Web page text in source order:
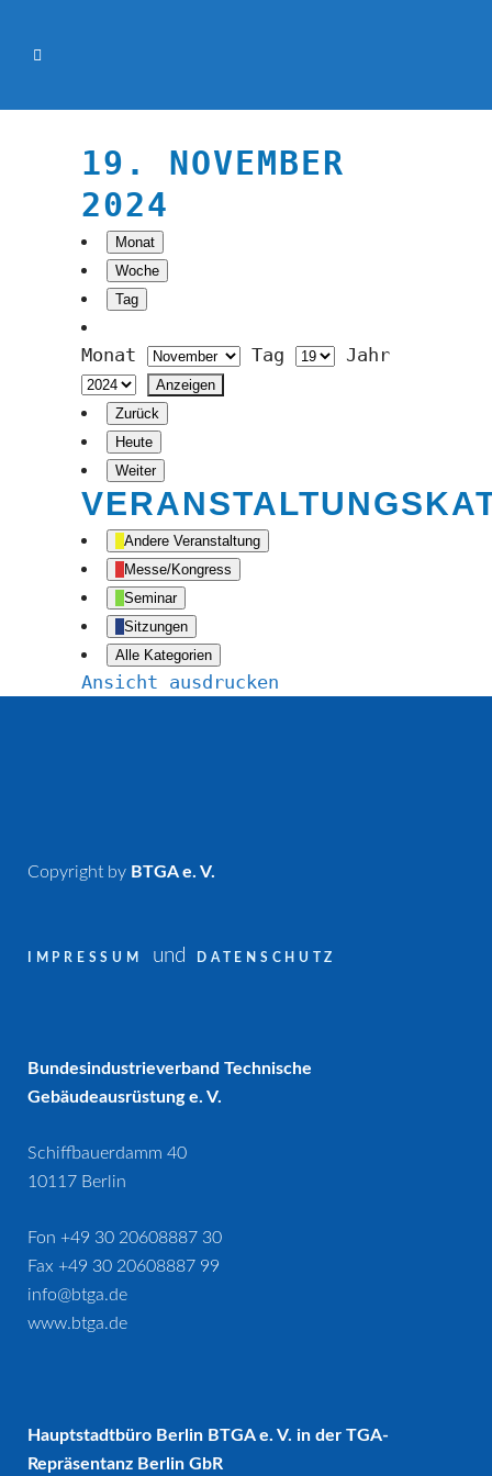
19. NOVEMBER
2024
Monat
Woche
Tag
Monat Tag Jahr
Zurück
Heute
Weiter
Andere Veranstaltung
Messe/Kongress
Seminar
Sitzungen
Alle Kategorien
Ansicht ausdrucken
Copyright by BTGA e. V.
IMPRESSUM und DATENSCHUTZ
Bundesindustrieverband Technische
Gebäudeausrüstung e. V.
Schiffbauerdamm 40
10117 Berlin
Fon +49 30 20608887 30
Fax +49 30 20608887 99
info@btga.de
www.btga.de
Hauptstadtbüro Berlin BTGA e. V. in der TGA-
Repräsentanz Berlin GbR